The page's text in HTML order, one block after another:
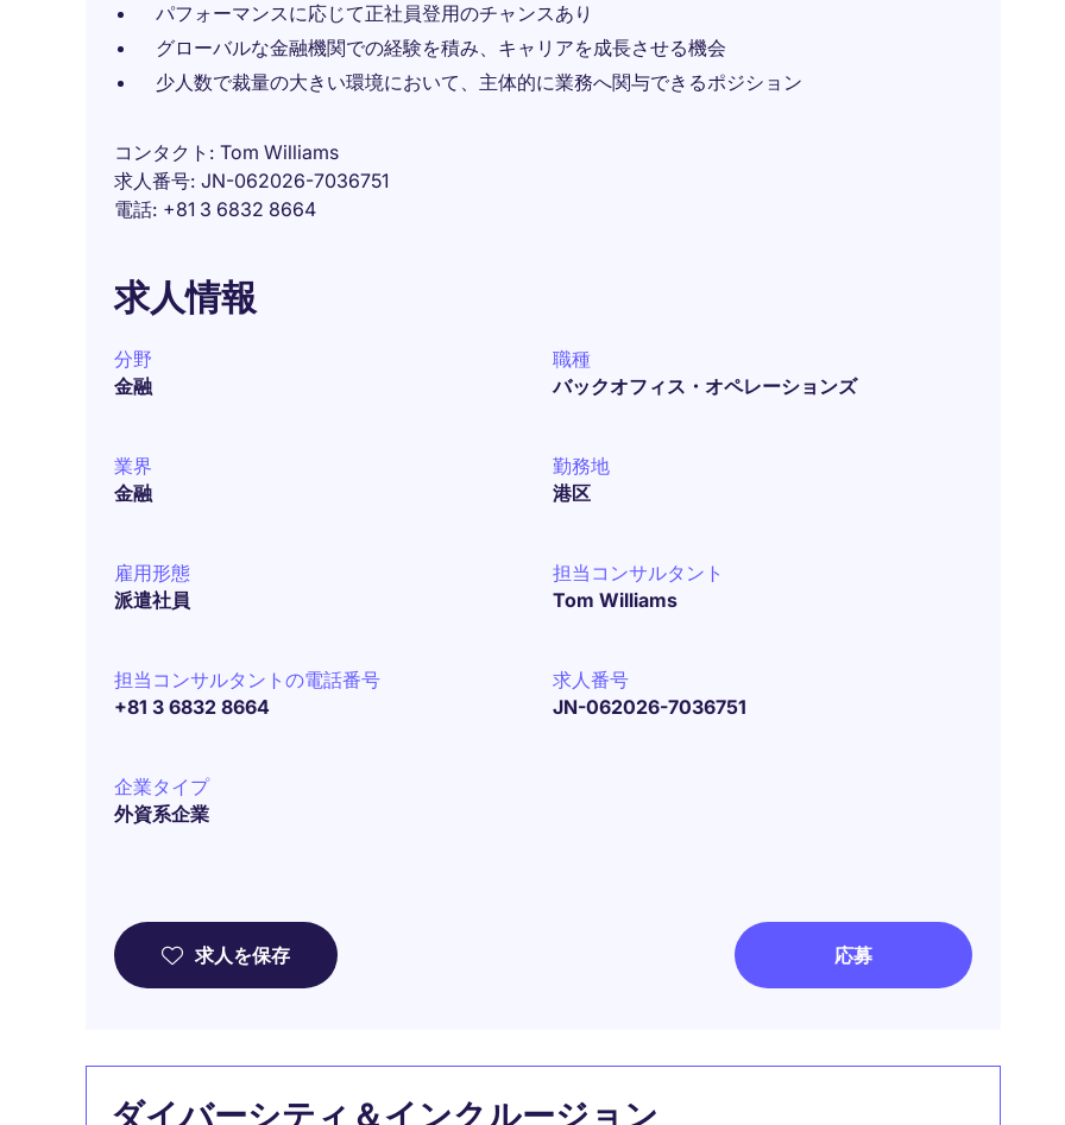
パフォーマンスに応じて正社員登用のチャンスあり
グローバルな金融機関での経験を積み、キャリアを成長させる機会
少人数で裁量の大きい環境において、主体的に業務へ関与できるポジション
コンタクト
Tom Williams
求人番号 JN-062026-7036751
電話 +81 3 6832 8664
求人情報
分野
金融
職種
バックオフィス・オペレーションズ
業界
金融
勤務地
港区
雇用形態
派遣社員
担当コンサルタント
Tom Williams
担当コンサルタントの電話番号
+81 3 6832 8664
求人番号
JN-062026-7036751
企業タイプ
外資系企業
求人を保存 応募
ダイバーシティ＆インクルージョン